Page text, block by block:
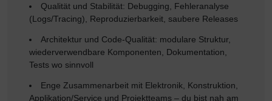
Qualität und Stabilität: Debugging, Fehleranalyse
(Logs/Tracing), Reproduzierbarkeit, saubere Releases
Architektur und Code-Qualität: modulare Struktur,
wiederverwendbare Komponenten, Dokumentation,
Tests wo sinnvoll
Enge Zusammenarbeit mit Elektronik, Konstruktion,
Applikation/Service und Projektteams – du bist nah am